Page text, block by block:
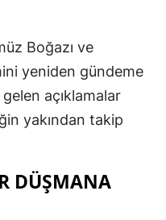
Boğazı ve
yeniden gündeme
açıklamalar
yakından takip
DÜŞMANA